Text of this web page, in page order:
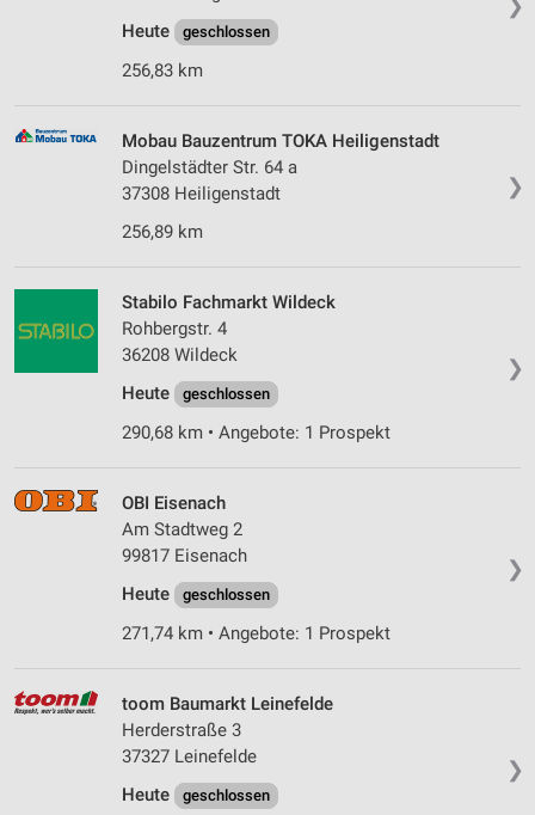
Heute
geschlossen
256,83 km
❯
Mobau Bauzentrum TOKA Heiligenstadt
Dingelstädter Str. 64 a
37308 Heiligenstadt
256,89 km
❯
Stabilo Fachmarkt Wildeck
Rohbergstr. 4
36208 Wildeck
Heute
geschlossen
290,68 km • Angebote: 1 Prospekt
❯
OBI Eisenach
Am Stadtweg 2
99817 Eisenach
Heute
geschlossen
271,74 km • Angebote: 1 Prospekt
❯
toom Baumarkt Leinefelde
Herderstraße 3
37327 Leinefelde
Heute
geschlossen